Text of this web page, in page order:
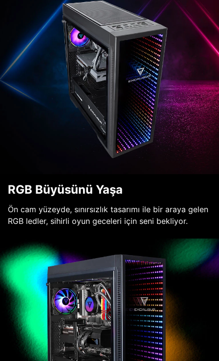
RGB Büyüsünü Yaşa
Ön cam yüzeyde, sınırsızlık tasarımı ile bir araya gelen
RGB ledler, sihirli oyun geceleri için seni bekliyor.